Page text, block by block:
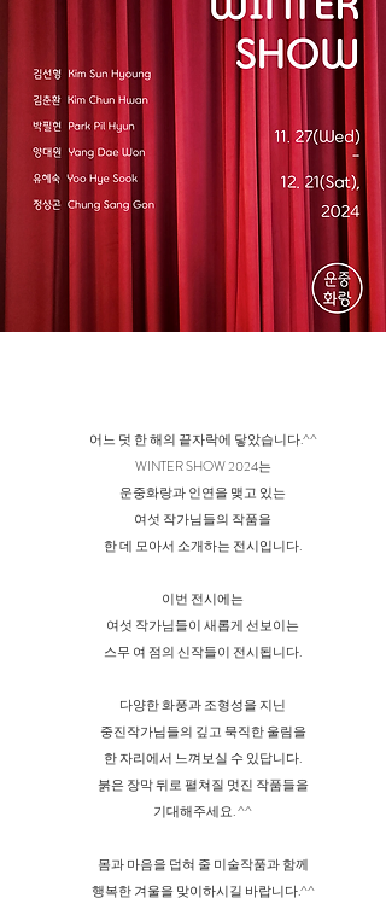
어느 덧 한 해의 끝자락에 닿았습니다.^^
WINTER SHOW 2024는
운중화랑과 인연을 맺고 있는
여섯 작가님들의 작품을
한 데 모아서 소개하는 전시입니다.
이번 전시에는
여섯 작가님들이 새롭게 선보이는
스무 여 점의 신작들이 전시됩니다.
다양한 화풍과 조형성을 지닌
중진작가님들의 깊고 묵직한 울림을
한 자리에서 느껴보실 수 있답니다.
붉은 장막 뒤로 펼쳐질 멋진 작품들을
기대해주세요. ^^
몸과 마음을 덥혀 줄 미술작품과 함께
행복한 겨울을 맞이하시길 바랍니다.^^